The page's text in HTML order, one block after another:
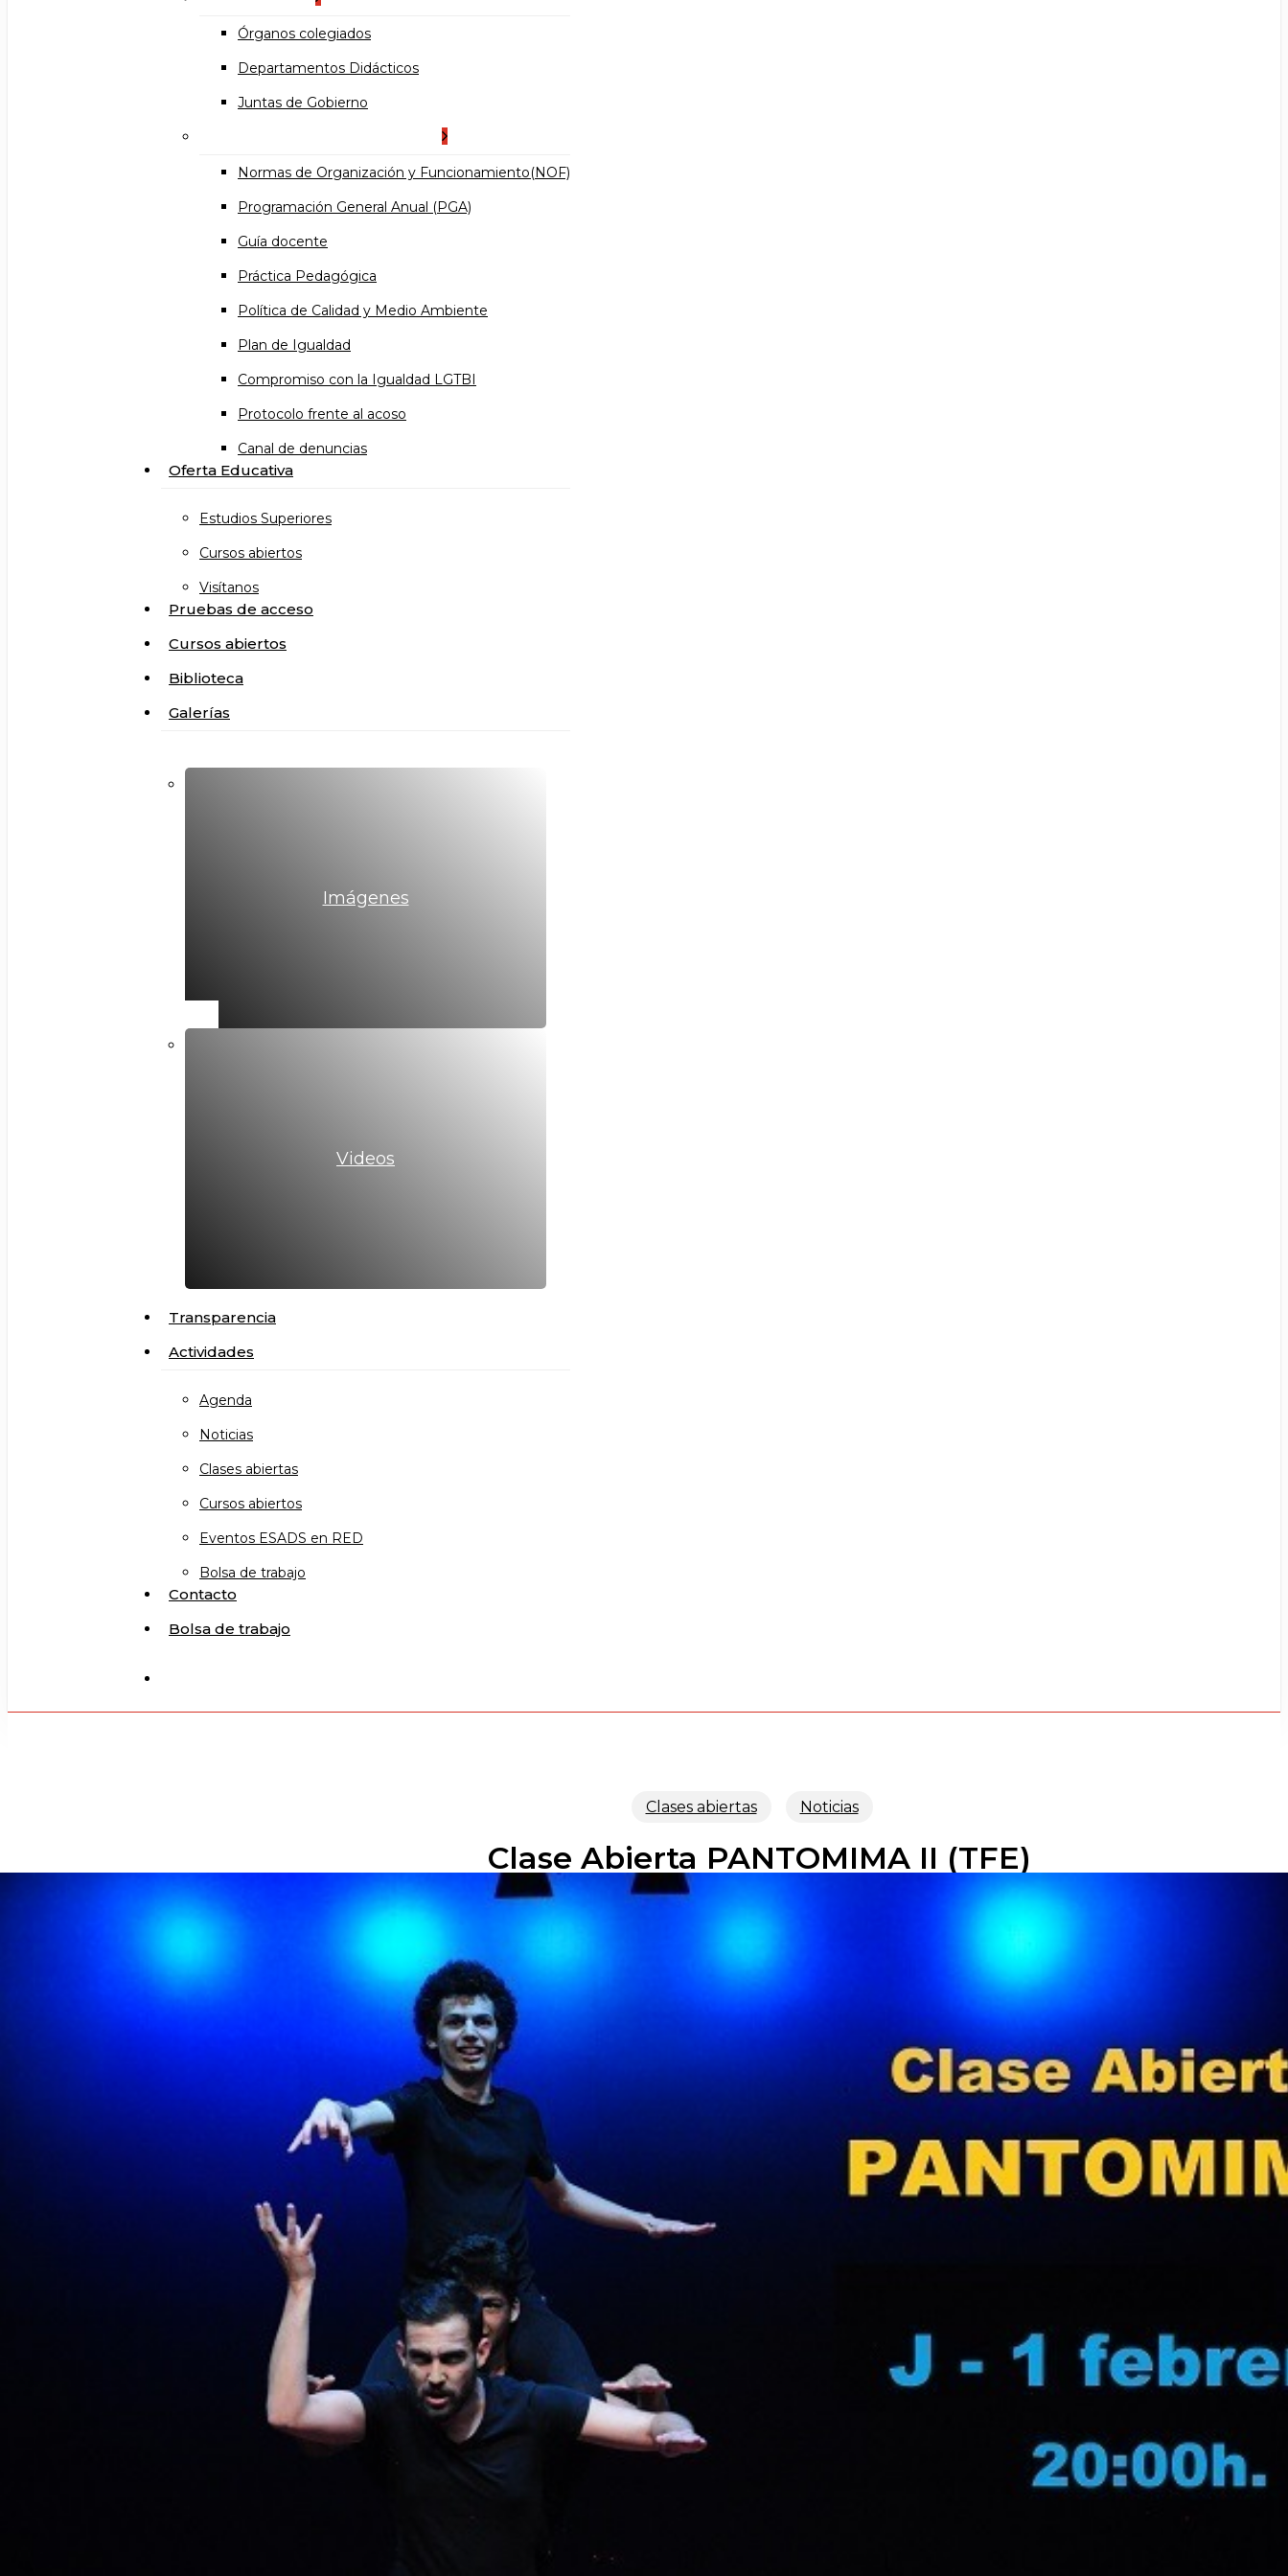
Órganos colegiados
Departamentos Didácticos
Juntas de Gobierno
Normas de Organización y Funcionamiento(NOF)
Programación General Anual (PGA)
Guía docente
Práctica Pedagógica
Política de Calidad y Medio Ambiente
Plan de Igualdad
Compromiso con la Igualdad LGTBI
Protocolo frente al acoso
Canal de denuncias
Oferta Educativa
Estudios Superiores
Cursos abiertos
Visítanos
Pruebas de acceso
Cursos abiertos
Biblioteca
Galerías
Imágenes
Videos
Transparencia
Actividades
Agenda
Noticias
Clases abiertas
Cursos abiertos
Eventos ESADS en RED
Bolsa de trabajo
Contacto
Bolsa de trabajo
Clases abiertas Noticias
Clase Abierta PANTOMIMA II (TFE)